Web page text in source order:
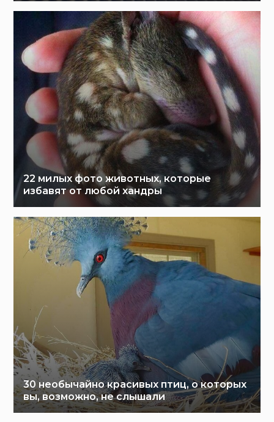
22 милых фото животных, которые
избавят от любой хандры
30 необычайно красивых птиц, о которых
вы, возможно, не слышали